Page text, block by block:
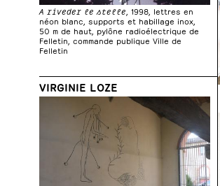
A riveder le stelle, 1998, lettres en
néon blanc, supports et habillage inox,
50 m de haut, pylône radioélectrique de
Felletin, commande publique Ville de
Felletin
VIRGINIE LOZE